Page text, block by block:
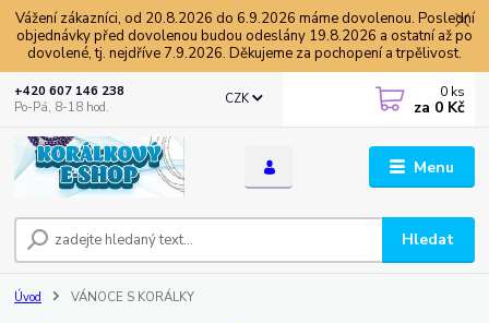
Vážení zákazníci, od 20.8.2026 do 6.9.2026 máme dovolenou. Poslední
objednávky před dovolenou budou odeslány 19.8.2026 a ostatní až po
dovolené, tj. nejdříve 7.9.2026. Děkujeme za pochopení a trpělivost.
Menu
CZK
Hledat
+420 607 146 238
Po-Pá, 8-18 hod.
0 ks
za 0 Kč
Úvod VÁNOCE S KORÁLKY